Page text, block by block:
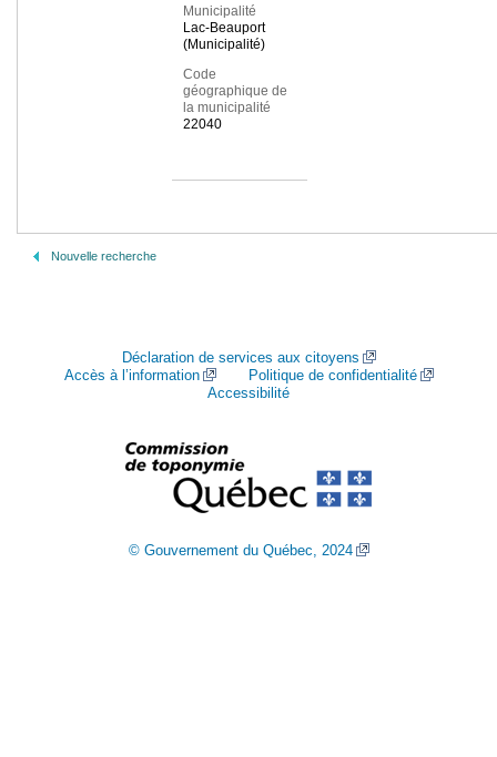
Municipalité
Lac-Beauport
(Municipalité)
Code
géographique de
la municipalité
22040
Nouvelle recherche
Déclaration de services aux citoyens
Accès à l’information
Politique de confidentialité
Accessibilité
© Gouvernement du Québec, 2024